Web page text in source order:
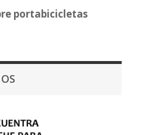
portabicicletas